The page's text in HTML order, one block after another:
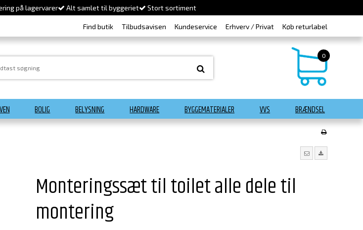
på lagervarer Alt samlet til byggeriet Stort sortiment
Find butik Tilbudsavisen Kundeservice Erhverv / Privat Køb returlabel
0
BOLIG BELYSNING HARDWARE BYGGEMATERIALER VVS BRÆNDSEL
Monteringssæt til toilet alle dele til
montering